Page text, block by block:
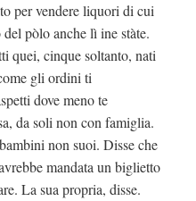
per vendere liquori di cui
pòlo anche lì ine stàte.
quei, cinque soltanto, nati
gli ordini ti
dove meno te
da soli non con famiglia.
non suoi. Disse che
mandata un biglietto
La sua propria, disse.